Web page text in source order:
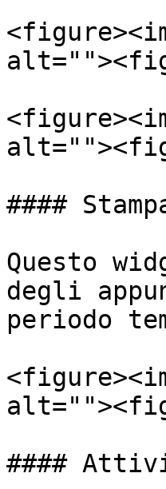
####
Questo
degli
periodo
####